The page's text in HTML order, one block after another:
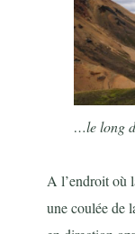
…le long
A l’endroit où
une coulée de